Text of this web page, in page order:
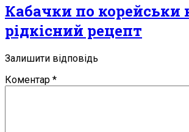
Кабачки по корейськи
рідкісний рецепт
Залишити відповідь
Коментар *